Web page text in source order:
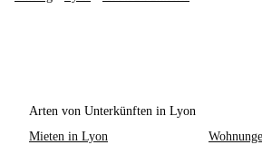
Arten von Unterkünften in Lyon
Mieten in Lyon